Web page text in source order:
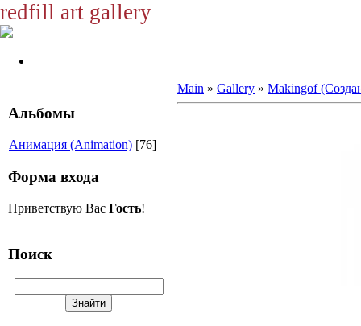
redfill art gallery
Альбомы
Анимация (Animation) [76]
Форма входа
Приветствую Вас Гость!
Поиск
Main » Gallery » Makingof